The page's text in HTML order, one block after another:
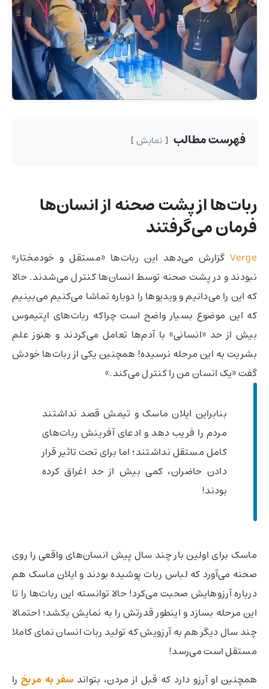
فهرست مطالب نمایش
ربات‌ها از پشت صحنه از انسان‌ها
فرمان می‌گرفتند
Verge گزارش می‌دهد این ربات‌ها «مستقل و خودمختار»
نبودند و در پشت صحنه توسط انسان‌ها کنترل می‌شدند. حالا
که این را می‌دانیم و ویدیوها را دوباره تماشا می‌کنیم می‌بینیم
که این موضوع بسیار واضح است چراکه ربات‌های اپتیموس
بیش از حد «انسانی» با آدم‌ها تعامل می‌کردند و هنوز علم
بشریت به این مرحله نرسیده! همچنین یکی از ربات‌ها خودش
گفت «یک انسان من را کنترل می‌کند.»
بنابراین ایلان ماسک و تیمش قصد نداشتند
مردم را فریب دهد و ادعای آفرینش ربات‌های
کامل مستقل نداشتند؛ اما برای تحت تاثیر قرار
دادن حاضران، کمی بیش از حد اغراق کرده
بودند!
ماسک برای اولین بار چند سال پیش انسان‌های واقعی را روی
صحنه می‌آورد که لباس ربات پوشیده بودند و ایلان ماسک هم
درباره آرزوهایش صحبت می‌کرد! حالا توانسته این ربات‌ها را تا
این مرحله بسازد و اینطور قدرتش را به نمایش بکشد؛ احتمالا
چند سال دیگر هم به آرزویش که تولید ربات انسان نمای کاملا
مستقل است می‌رسد!
همچنین او آرزو دارد که قبل از مردن، بتواند سفر به مریخ را